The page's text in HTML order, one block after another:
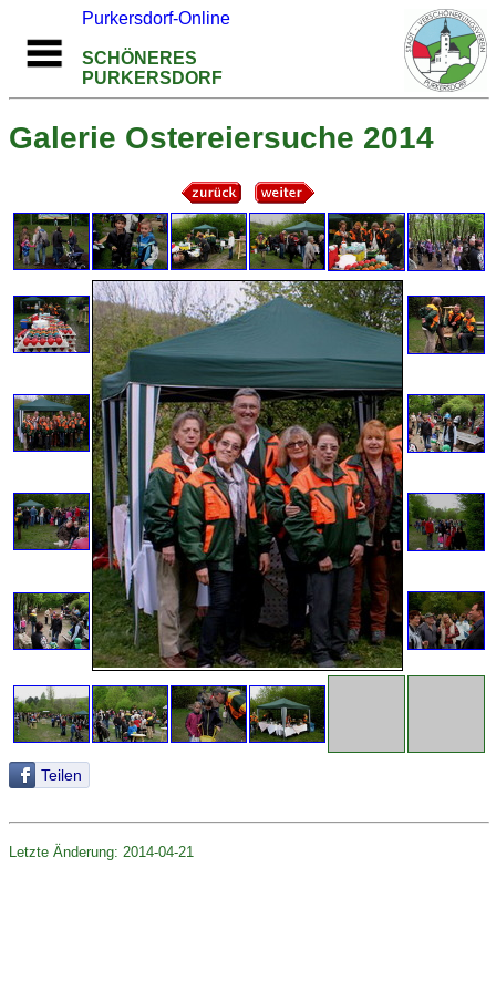
Purkersdorf-Online
SCHÖNERES
PURKERSDORF
Galerie Ostereiersuche 2014
Teilen
Letzte Änderung: 2014-04-21